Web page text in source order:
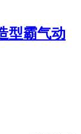
型霸气动